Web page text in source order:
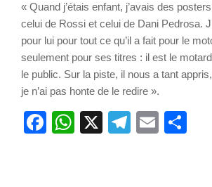
« Quand j’étais enfant, j’avais des
celui de Rossi et celui de Dani Pedrosa.
pour lui pour tout ce qu’il a fait pour le
seulement pour ses titres : il est le
le public. Sur la piste, il nous a tant
je n’ai pas honte de le redire ».
Facebook
WhatsApp
X Telegram
Email